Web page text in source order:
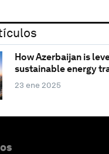
How Azerbaijan is
sustainable energy
23 ene 2025